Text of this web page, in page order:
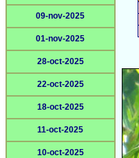
09-nov-2025
01-nov-2025
28-oct-2025
22-oct-2025
18-oct-2025
11-oct-2025
10-oct-2025